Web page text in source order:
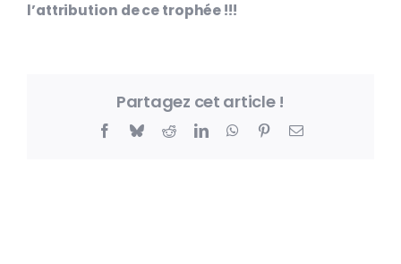
l’attribution de ce trophée !!!
Partagez cet article !
Facebook
BlueskyRedditLinkedInWhatsApp
PinterestEmail